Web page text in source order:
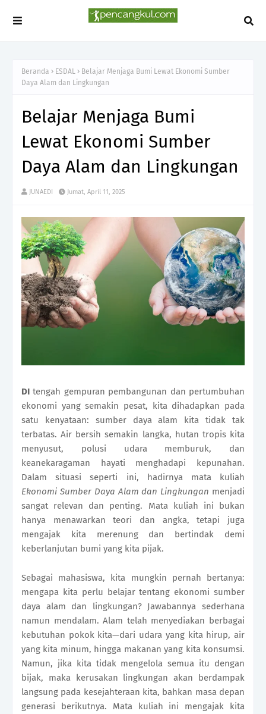
Beranda ESDAL
Belajar Menjaga Bumi Lewat Ekonomi Sumber
Daya Alam dan Lingkungan
Belajar Menjaga Bumi
Lewat Ekonomi Sumber
Daya Alam dan Lingkungan
JUNAEDI Jumat, April 11, 2025
DI tengah gempuran pembangunan dan pertumbuhan
ekonomi yang semakin pesat, kita dihadapkan pada
satu kenyataan: sumber daya alam kita tidak tak
terbatas. Air bersih semakin langka, hutan tropis kita
menyusut, polusi udara memburuk, dan
keanekaragaman hayati menghadapi kepunahan.
Dalam situasi seperti ini, hadirnya mata kuliah
Ekonomi Sumber Daya Alam dan Lingkungan menjadi
sangat relevan dan penting. Mata kuliah ini bukan
hanya menawarkan teori dan angka, tetapi juga
mengajak kita merenung dan bertindak demi
keberlanjutan bumi yang kita pijak.
Sebagai mahasiswa, kita mungkin pernah bertanya:
mengapa kita perlu belajar tentang ekonomi sumber
daya alam dan lingkungan? Jawabannya sederhana
namun mendalam. Alam telah menyediakan berbagai
kebutuhan pokok kita—dari udara yang kita hirup, air
yang kita minum, hingga makanan yang kita konsumsi.
Namun, jika kita tidak mengelola semua itu dengan
bijak, maka kerusakan lingkungan akan berdampak
langsung pada kesejahteraan kita, bahkan masa depan
generasi berikutnya. Mata kuliah ini mengajak kita